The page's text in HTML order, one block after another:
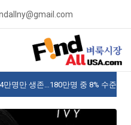
한국외국어대 미주글로벌센터 뉴욕